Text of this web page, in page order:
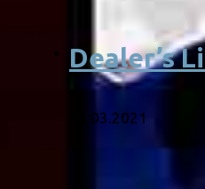
Dealer’s
16.03.2021